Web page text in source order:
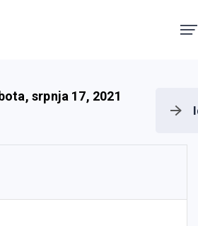
srpnja 17, 2021